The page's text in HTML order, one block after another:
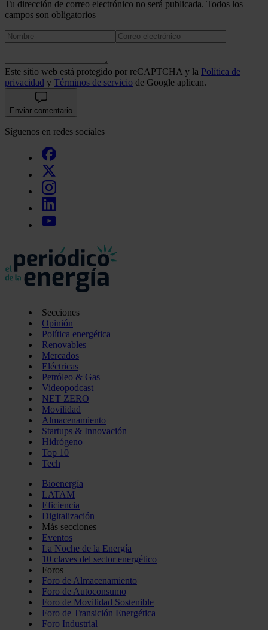
Tu dirección de correo electrónico no será publicada. Todos los
campos son obligatorios
Este sitio web está protegido por reCAPTCHA y la Política de
privacidad y Términos de servicio de Google aplican.
Enviar comentario
Síguenos en redes sociales
Secciones
Opinión
Política energética
Renovables
Mercados
Eléctricas
Petróleo & Gas
Videopodcast
NET ZERO
Movilidad
Almacenamiento
Startups & Innovación
Hidrógeno
Top 10
Tech
Bioenergía
LATAM
Eficiencia
Digitalización
Más secciones
Eventos
La Noche de la Energía
10 claves del sector energético
Foros
Foro de Almacenamiento
Foro de Autoconsumo
Foro de Movilidad Sostenible
Foro de Transición Energética
Foro Industrial